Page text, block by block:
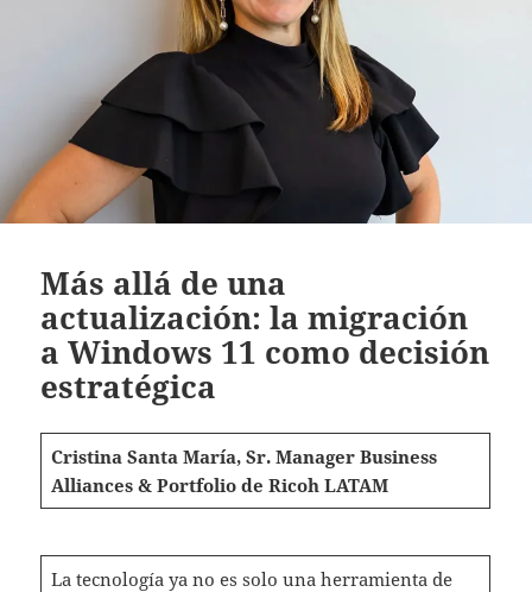
Más allá de una
actualización: la migración
a Windows 11 como decisión
estratégica
Cristina Santa María, Sr. Manager Business
Alliances & Portfolio de Ricoh LATAM
La tecnología ya no es solo una herramienta de